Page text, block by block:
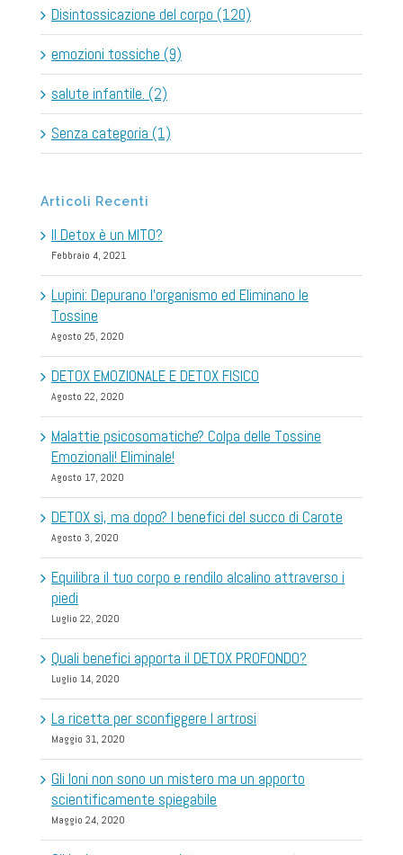
Disintossicazione del corpo (120)
emozioni tossiche (9)
salute infantile. (2)
Senza categoria (1)
Articoli Recenti
Il Detox è un MITO?
Febbraio 4, 2021
Lupini: Depurano l’organismo ed Eliminano le
Tossine
Agosto 25, 2020
DETOX EMOZIONALE E DETOX FISICO
Agosto 22, 2020
Malattie psicosomatiche? Colpa delle Tossine
Emozionali! Eliminale!
Agosto 17, 2020
DETOX sì, ma dopo? I benefici del succo di Carote
Agosto 3, 2020
Equilibra il tuo corpo e rendilo alcalino attraverso i
piedi
Luglio 22, 2020
Quali benefici apporta il DETOX PROFONDO?
Luglio 14, 2020
La ricetta per sconfiggere l artrosi
Maggio 31, 2020
Gli Ioni non sono un mistero ma un apporto
scientificamente spiegabile
Maggio 24, 2020